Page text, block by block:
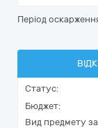
Період
Статус:
Бюджет:
Вид предмету